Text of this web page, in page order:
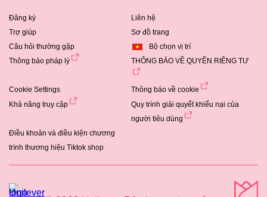
Ngừa
Mụn
Pond&#39;s
Acne
này
là
Đăng ký
Liên hệ
Trợ giúp
Sơ đồ trang
Câu hỏi thường gặp
Bộ chọn vị trí
Thông báo pháp lý
THÔNG BÁO VỀ QUYỀN RIÊNG TƯ
Cookie Settings
Thông báo về cookie
Khả năng truy cập
Quy trình giải quyết khiếu nại của
người tiêu dùng
Điều khoản và điều kiện chương
trình thương hiệu Tiktok shop